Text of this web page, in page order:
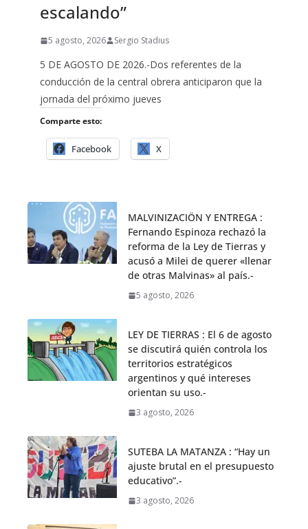
escalando”
5 agosto, 2026 Sergio Stadius
5 DE AGOSTO DE 2026.-Dos referentes de la
conducción de la central obrera anticiparon que la
jornada del próximo jueves
Comparte esto:
Facebook X
MALVINIZACIÖN Y ENTREGA :
Fernando Espinoza rechazó la
reforma de la Ley de Tierras y
acusó a Milei de querer «llenar
de otras Malvinas» al país.-
5 agosto, 2026
LEY DE TIERRAS : El 6 de agosto
se discutirá quién controla los
territorios estratégicos
argentinos y qué intereses
orientan su uso.-
3 agosto, 2026
SUTEBA LA MATANZA : “Hay un
ajuste brutal en el presupuesto
educativo”.-
3 agosto, 2026